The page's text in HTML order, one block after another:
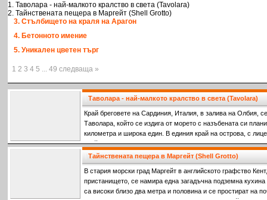
1. Таволара - най-малкото кралство в света (Tavolara)
2. Тайнствената пещера в Маргейт (Shell Grotto)
3. Стълбището на краля на Арагон
4. Бетонното имение
5. Уникален цветен търг
1 2 3 4 5 ... 49 следваща »
Таволара - най-малкото кралство в света (Tavolara)
Край бреговете на Сардиния, Италия, в залива на Олбия,
Tаволара, който се издига от морето с назъбената си
километра и широка един. В единия край на острова, с
крайбрежие, планинските склонове се спускат надолу, за
дълъг, пясъчен плаж. Той е единствената обитаема част
наследниците на Джузепе Бертолеоне са живели през
Тайнствената пещера в Маргейт (Shell Grotto)
В стария морски град Маргейт в английското графство
пристанището, се намира една загадъчна подземна
са високи близо два метра и половина и се простират на